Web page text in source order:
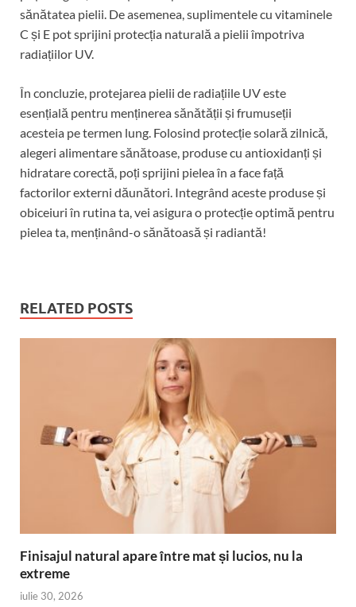
sănătatea pielii. De asemenea, suplimentele cu vitaminele
C și E pot sprijini protecția naturală a pielii împotriva
radiațiilor UV.
În concluzie, protejarea pielii de radiațiile UV este
esențială pentru menținerea sănătății și frumuseții
acesteia pe termen lung. Folosind protecție solară zilnică,
alegeri alimentare sănătoase, produse cu antioxidanți și
hidratare corectă, poți sprijini pielea în a face față
factorilor externi dăunători. Integrând aceste produse și
obiceiuri în rutina ta, vei asigura o protecție optimă pentru
pielea ta, menținând-o sănătoasă și radiantă!
RELATED POSTS
Finisajul natural apare între mat și lucios, nu la
extreme
iulie 30, 2026